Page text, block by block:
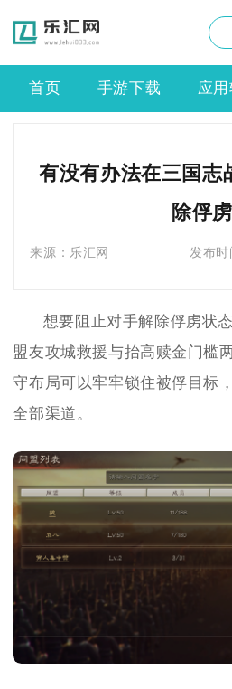
首页 手游下载 应
有没有办法在三国志
除俘虏
来源： 乐汇网 发布时
想要阻止对手解除俘虏状
盟友攻城救援与抬高赎金门槛
守布局可以牢牢锁住被俘目标
全部渠道。